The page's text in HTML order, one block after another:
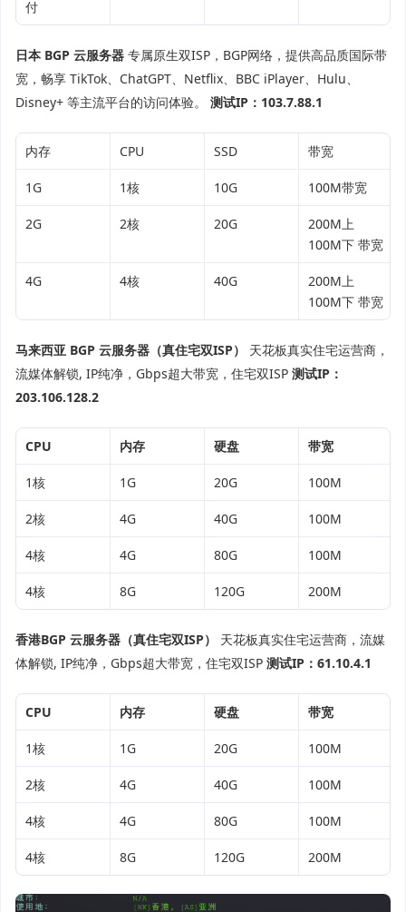
付
日本 BGP 云服务器 专属原生双ISP，BGP网络，提供高品质国际带
宽，畅享 TikTok、ChatGPT、Netflix、BBC iPlayer、Hulu、
Disney+ 等主流平台的访问体验。 测试IP：103.7.88.1
内存 CPU SSD 带宽
1G 1核 10G 100M带宽
2G 2核 20G
200M上
100M下 带宽
4G 4核 40G
200M上
100M下 带宽
马来西亚 BGP 云服务器（真住宅双ISP）
天花板真实住宅运营商，
流媒体解锁, IP纯净，Gbps超大带宽，住宅双ISP 测试IP：
203.106.128.2
CPU 内存 硬盘 带宽
1核 1G 20G 100M
2核 4G 40G 100M
4核 4G 80G 100M
4核 8G 120G 200M
香港BGP 云服务器（真住宅双ISP）
天花板真实住宅运营商，流媒
体解锁, IP纯净，Gbps超大带宽，住宅双ISP 测试IP：61.10.4.1
CPU 内存 硬盘 带宽
1核 1G 20G 100M
2核 4G 40G 100M
4核 4G 80G 100M
4核 8G 120G 200M